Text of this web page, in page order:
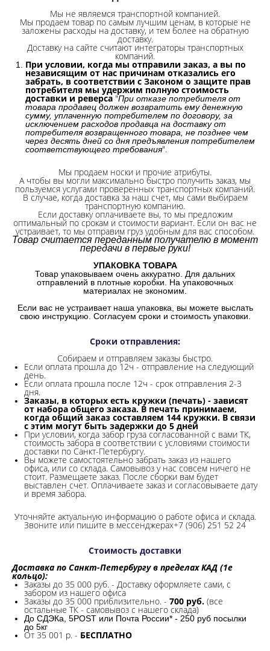
Мы не являемся транспортной компанией.
Мы продаем товар по самым лучшим ценам, в которые не
заложены расходы на доставку, и тем более на обратную
доставку.
Доставку на сайте считают интеграторы транспортных
компаний.
При условии, когда мы отправили заказ, а вы по
независящим от нас причинам отказались его
забрать, в соответствии с Законом о защите прав
потребителя мы удержим полную стоимость
доставки и реверса "При отказе потребителя от
товара продавец должен возвратить ему денежную
сумму, уплаченную потребителем по договору, за
исключением расходов продавца на доставку от
потребителя возвращенного товара, не позднее чем
через десять дней со дня предъявления потребителем
соответствующего требования".
Мы продаем носки и прочие атрибуты.
А чтобы вы могли максимально быстро получить заказ, мы
пользуемся услугами проверенных транспортных компаний.
В случае, когда доставка за наш счет, мы сами выбираем
транспортную компанию.
Если доставку оплачиваете вы, то мы предложим
оптимальный по срокам и стоимости вариант. Если он вас не
устраивает, то мы отправим груз удобным для вас способом.
Товар считается переданным получателю в момент
передачи в первые руки!
УПАКОВКА ТОВАРА
Товар упаковываем очень аккуратно. Для дальних
отправлений в плотные коробки. На упаковочных
материалах не экономим.
Если вас не устраивает наша упаковка, вы можете выслать
свою инструкцию. Согласуем сроки и стоимость упаковки.
Сроки отправления:
Собираем и отправляем заказы быстро.
Если оплата прошла до 12ч - отправление на следующий
день.
Если оплата прошла после 12ч - срок отправления 2-3
дня.
Заказы, в которых есть кружки (печать) - зависят
от набора общего заказа. В печать принимаем,
когда общий заказ составляем 144 кружки. В связи
с этим могут быть задержки до 5 дней
При условии, когда забор груза согласованной с вами ТК,
стоимость забора в соответствии с условиями стоимости
доставки по Санкт-Петербургу.
Вы можете самостоятельно забрать заказ из нашего
офиса, или со склада. Самовывоз у нас совсем ничего не
стоит. Размещаете заказ. После сборки вам будет
выставлен счет. Оплачиваете заказ и согласовываете дату
и время забора.
Уточняйте актуальную информацию о работе офиса и склада.
Звоните или пишите в мессенджерах+7 (906) 251 52 24
Стоимость доставки
Доставка по Санкт-Петербургу в пределах КАД (1е
кольцо):
Заказы до 35 000 руб. - Доставку оформляете сами, с
забором из нашего офиса
Заказы до 35 000 приблизительно. - 700 руб. (все
остальные ТК - самовывоз с нашего склада)
До СДЭКа, 5POST или Почта России* - 250 руб посылки
до 5кг
От 35 001 р. - БЕСПЛАТНО